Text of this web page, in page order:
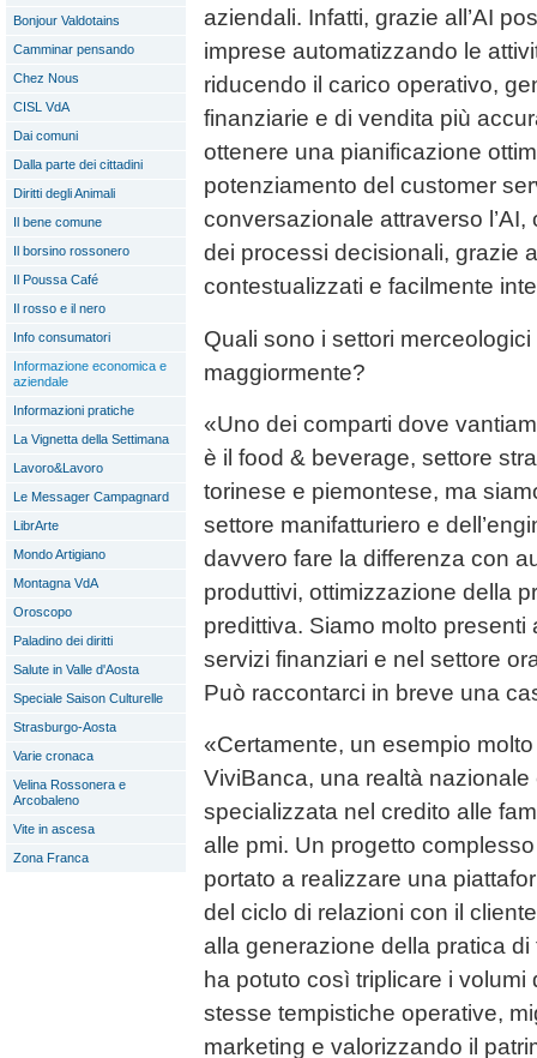
Bonjour Valdotains
Camminar pensando
Chez Nous
CISL VdA
Dai comuni
Dalla parte dei cittadini
Diritti degli Animali
Il bene comune
Il borsino rossonero
Il Poussa Café
Il rosso e il nero
Info consumatori
Informazione economica e
aziendale
Informazioni pratiche
La Vignetta della Settimana
Lavoro&Lavoro
Le Messager Campagnard
LibrArte
Mondo Artigiano
Montagna VdA
Oroscopo
Paladino dei diritti
Salute in Valle d'Aosta
Speciale Saison Culturelle
Strasburgo-Aosta
Varie cronaca
Velina Rossonera e
Arcobaleno
Vite in ascesa
Zona Franca
aziendali. Infatti, grazie all’AI
imprese automatizzando le
riducendo il carico operativo,
finanziarie e di vendita più
ottenere una pianificazione
potenziamento del customer
conversazionale attraverso
dei processi decisionali, grazie
contestualizzati e facilmente
Quali sono i settori
maggiormente?
«Uno dei comparti dove
è il food & beverage, settore
torinese e piemontese, ma
settore manifatturiero e
davvero fare la differenza con
produttivi, ottimizzazione della
predittiva. Siamo molto presenti
servizi finanziari e nel settore
Può raccontarci in breve una
«Certamente, un esempio
ViviBanca, una realtà
specializzata nel credito alle
alle pmi. Un progetto
portato a realizzare una
del ciclo di relazioni con il
alla generazione della pratica
ha potuto così triplicare i
stesse tempistiche operative,
marketing e valorizzando il